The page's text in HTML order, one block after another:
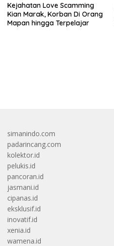
Kejahatan Love Scamming
Kian Marak, Korban Di Orang
Mapan hingga Terpelajar
simanindo.com
padarincang.com
kolektor.id
pelukis.id
pancoran.id
jasmani.id
cipanas.id
eksklusif.id
inovatif.id
xenia.id
wamena.id